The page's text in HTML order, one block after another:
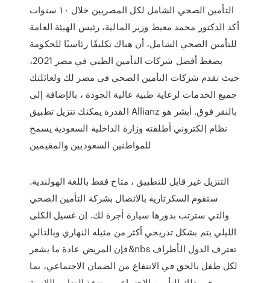
التأمين الصحي الشامل لكل المصريين خلال ١٠ سنوات
أكد الدكتور محمد معيط وزير المالية، رئيس الهيئة العامة
للتأمين الصحي الشامل، أن هناك تكليفًا رئاسيًا للحكومة
بضغط أفضل شركات التأمين الطبي في مصر 2021،
حيث تقدم شركات التأمين الصحي في مصر لك ولعائلتك
جميع الخدمات لرعاية طبية عالية الجودة ، بالإضافة إلى
القدرة يمكنك تنزيل تطبيق Allianz بالنقر فوق. أبشر هو
نظام إلكتروني أطلقته وزارة الداخلية السعودية يسمح
للمواطنين السعوديين والمقيمين
التنزيل غير قابل للتطبيق ، متاح فقط باللغة الهولندية.
ستقوم السكرتارية بالاتصال بشركة التأمين الصحي
والتي سترتب بدورها سيارة أجرة لك. إن غسيل الكلى
الليلي يتم بشكل تدريجي أكثر من مثيله النهاري وبالتالي
فإن المريض عادة ما يشعر&nbs تعترف الدول الأطراف
لكل طفل بالحق في الانتفاع من الضمان الاجتماعي، بما